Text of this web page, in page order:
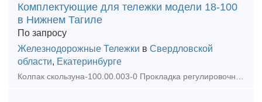
Комплектующие для тележки модели 18-100
в Нижнем Тагиле
По запросу
Железнодорожные Тележки в Свердловской
области, Екатеринбурге